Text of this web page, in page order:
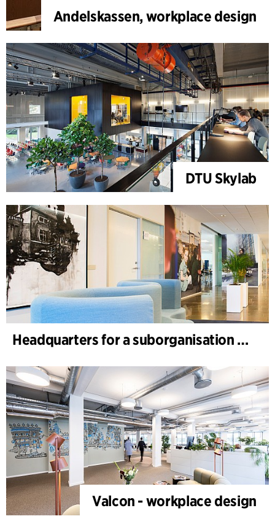
Andelskassen, workplace design
DTU Skylab
Headquarters for a suborganisation of a global healthcare company
Valcon - workplace design